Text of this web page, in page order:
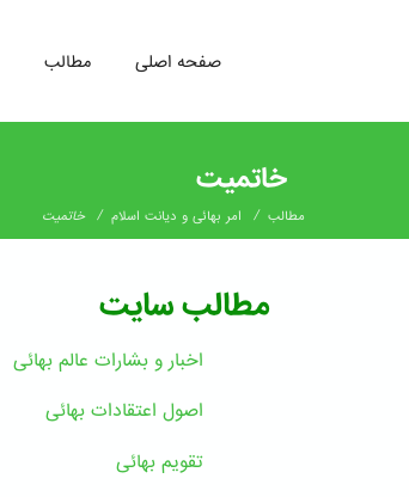
رفتن
مطالب صفحه اصلی
خاتمیت
مطالب / امر بهائی و دیانت اسلام / خاتمیت
مطالب سایت
اخبار و بشارات عالم بهائى
اصول اعتقادات بهائی
تقویم بهائی